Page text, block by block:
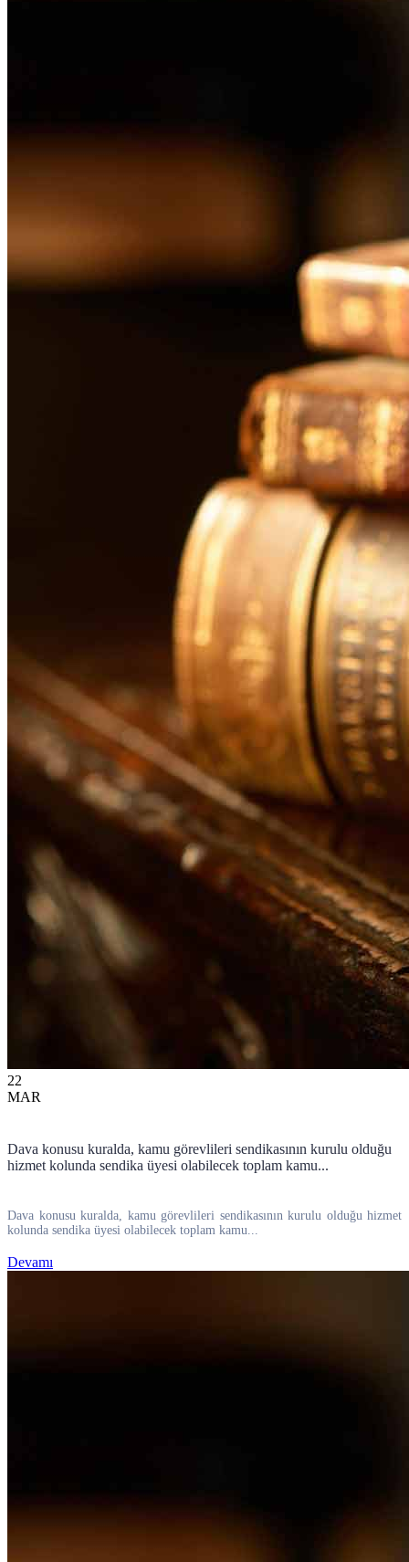
22
MAR
Dava konusu kuralda, kamu görevlileri sendikasının kurulu olduğu
hizmet kolunda sendika üyesi olabilecek toplam kamu...
Dava konusu kuralda, kamu görevlileri sendikasının kurulu olduğu hizmet
kolunda sendika üyesi olabilecek toplam kamu...
Devamı